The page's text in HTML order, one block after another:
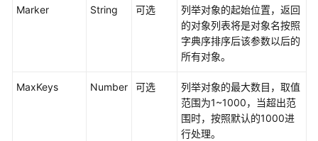
删
Marker String 可选
列举对象的起始位置，返回
的对象列表将是对象名按照
字典序排序后该参数以后的
所有对象。
MaxKeys Number 可选
列举对象的最大数目，取值
范围为1~1000，当超出范
围时，按照默认的1000进
行处理。